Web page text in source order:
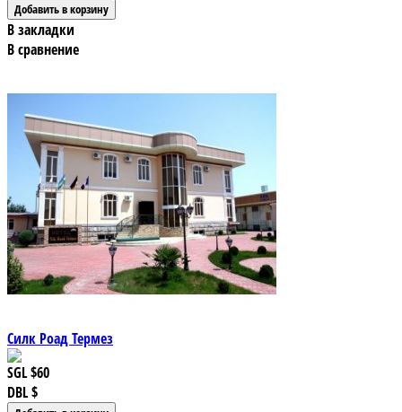
В закладки
В сравнение
Силк Роад Термез
SGL$60
DBL$